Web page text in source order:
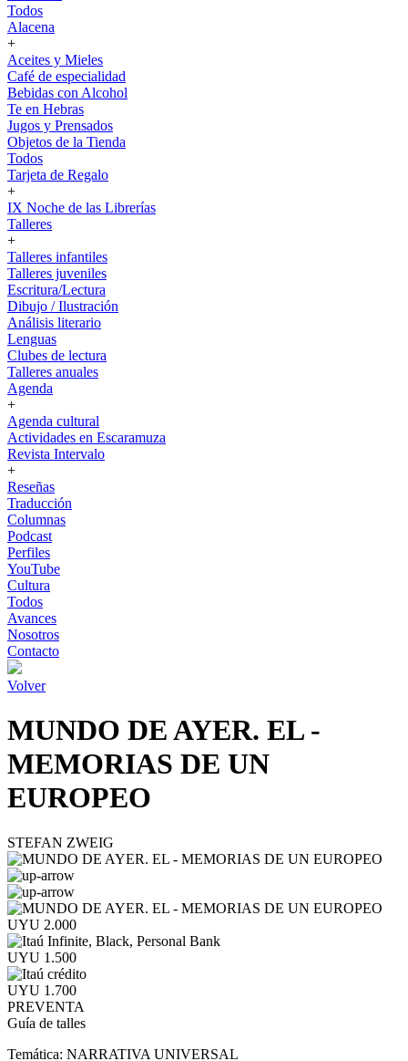
Todos
Alacena
+
Aceites y Mieles
Café de especialidad
Bebidas con Alcohol
Te en Hebras
Jugos y Prensados
Objetos de la Tienda
Todos
Tarjeta de Regalo
+
IX Noche de las Librerías
Talleres
+
Talleres infantiles
Talleres juveniles
Escritura/Lectura
Dibujo / Ilustración
Análisis literario
Lenguas
Clubes de lectura
Talleres anuales
Agenda
+
Agenda cultural
Actividades en Escaramuza
Revista Intervalo
+
Reseñas
Traducción
Columnas
Podcast
Perfiles
YouTube
Cultura
Todos
Avances
Nosotros
Contacto
Volver
MUNDO DE AYER. EL -
MEMORIAS DE UN
EUROPEO
STEFAN ZWEIG
UYU 2.000
UYU 1.500
UYU 1.700
PREVENTA
Guía de talles
Temática: NARRATIVA UNIVERSAL